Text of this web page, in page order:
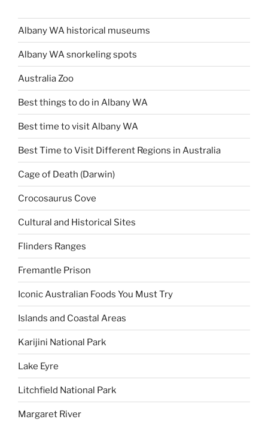
Albany WA historical museums
Albany WA snorkeling spots
Australia Zoo
Best things to do in Albany WA
Best time to visit Albany WA
Best Time to Visit Different Regions in Australia
Cage of Death (Darwin)
Crocosaurus Cove
Cultural and Historical Sites
Flinders Ranges
Fremantle Prison
Iconic Australian Foods You Must Try
Islands and Coastal Areas
Karijini National Park
Lake Eyre
Litchfield National Park
Margaret River